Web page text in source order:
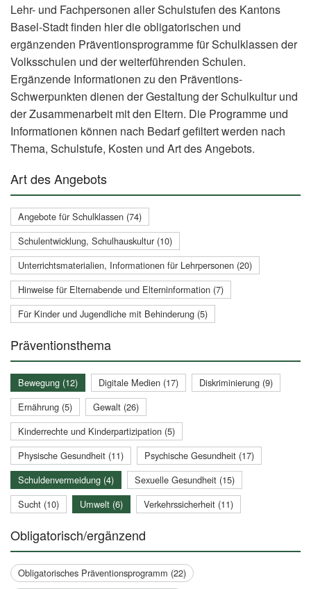
Lehr- und Fachpersonen aller Schulstufen des Kantons
Basel-Stadt finden hier die obligatorischen und
ergänzenden Präventionsprogramme für Schulklassen der
Volksschulen und der weiterführenden Schulen.
Ergänzende Informationen zu den Präventions-
Schwerpunkten dienen der Gestaltung der Schulkultur und
der Zusammenarbeit mit den Eltern. Die Programme und
Informationen können nach Bedarf gefiltert werden nach
Thema, Schulstufe, Kosten und Art des Angebots.
Art des Angebots
Angebote für Schulklassen (74)
Schulentwicklung, Schulhauskultur (10)
Unterrichtsmaterialien, Informationen für Lehrpersonen (20)
Hinweise für Elternabende und Elterninformation (7)
Für Kinder und Jugendliche mit Behinderung (5)
Präventionsthema
Bewegung (12) Digitale Medien (17)
Diskriminierung (9)
Ernährung (5)
Gewalt (26)
Kinderrechte und Kinderpartizipation (5)
Physische Gesundheit (11)
Psychische Gesundheit (17)
Schuldenvermeidung (4)
Sexuelle Gesundheit (15)
Sucht (10)
Umwelt (6) Verkehrssicherheit (11)
Obligatorisch/ergänzend
Obligatorisches Präventionsprogramm (22)